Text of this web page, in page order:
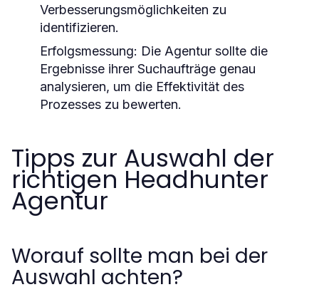
Verbesserungsmöglichkeiten zu
identifizieren.
Erfolgsmessung: Die Agentur sollte die
Ergebnisse ihrer Suchaufträge genau
analysieren, um die Effektivität des
Prozesses zu bewerten.
Tipps zur Auswahl der
richtigen Headhunter
Agentur
Worauf sollte man bei der
Auswahl achten?